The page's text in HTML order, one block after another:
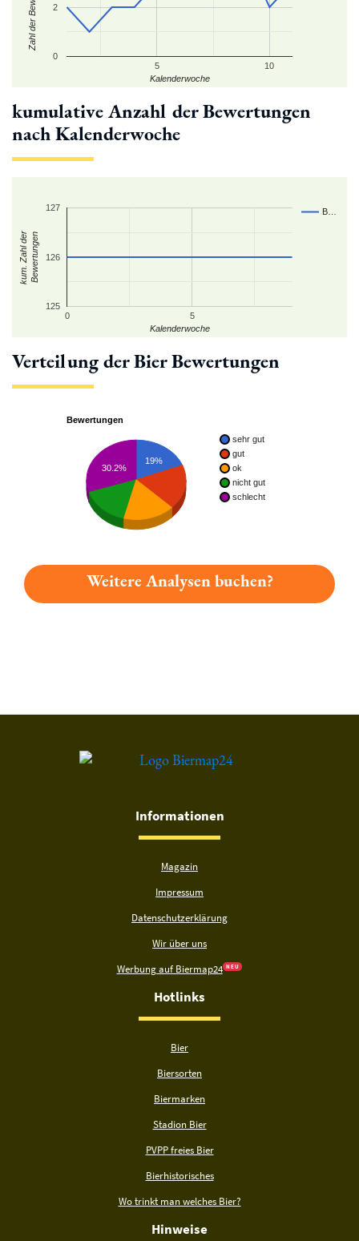
5 10
0
2
Kalenderwoche
kumulative Anzahl der Bewertungen
nach Kalenderwoche
B…
0 5
125
126
127
Kalenderwoche
kum. Zahl derBewertungen
Verteilung der Bier Bewertungen
Bewertungen
sehr gut
gut
ok
nicht gut
schlecht
19%
30.2%
Weitere Analysen buchen?
Informationen
Magazin
Impressum
Datenschutzerklärung
Wir über uns
Werbung auf Biermap24 N E U
Hotlinks
Bier
Biersorten
Biermarken
Stadion Bier
PVPP freies Bier
Bierhistorisches
Wo trinkt man welches Bier?
Hinweise